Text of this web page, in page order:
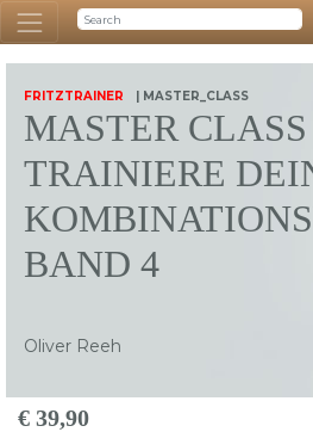
FRITZTRAINER | MASTER_CLASS
MASTER
TRAINIERE
BAND 4
Oliver Reeh
€ 39,90